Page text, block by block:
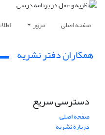
صفحه اصلی مرور
همکاران دفتر نشریه
دسترسی سریع
صفحه اصلی
درباره نشریه